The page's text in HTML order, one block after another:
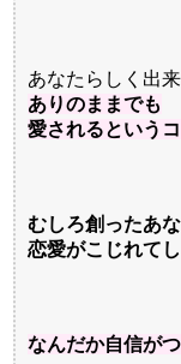
あなたらしく出
ありのままでも
愛されるという
むしろ創ったあ
恋愛がこじれて
なんだか自信